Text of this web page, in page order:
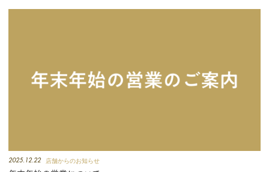
2025.12.22 店舗からのお知らせ